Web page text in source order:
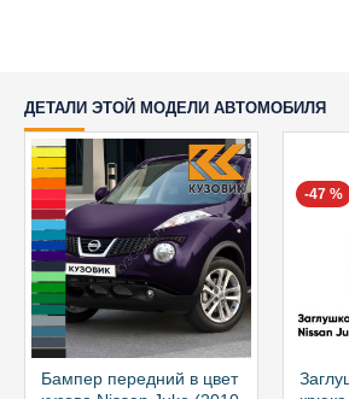
ДЕТАЛИ ЭТОЙ МОДЕЛИ АВТОМОБИЛЯ
Бампер передний в цвет
-47 %